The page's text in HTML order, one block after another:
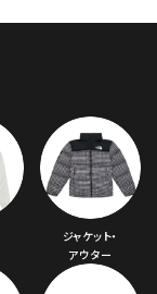
ジャケット・
アウター